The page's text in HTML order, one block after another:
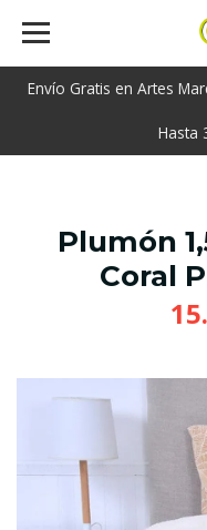
Envío Gratis en Artes
Hasta
Plumón
Coral